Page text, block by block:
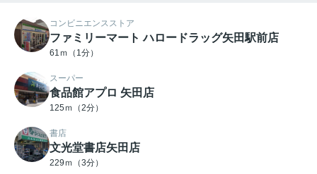
コンビニエンスストア
ファミリーマート ハロードラッグ矢田駅前店
61ｍ（1分）
スーパー
食品館アプロ 矢田店
125ｍ（2分）
書店
文光堂書店矢田店
229ｍ（3分）